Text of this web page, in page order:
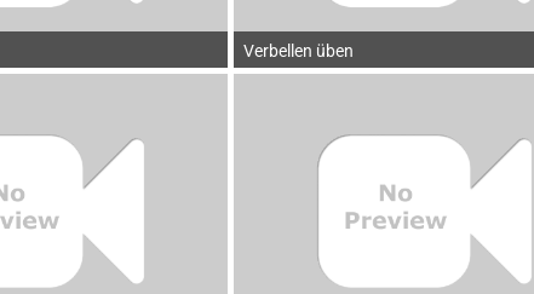
Verbellen üben